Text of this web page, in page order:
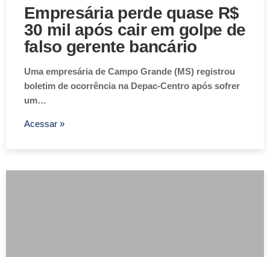
Empresária perde quase R$
30 mil após cair em golpe de
falso gerente bancário
Uma empresária de Campo Grande (MS) registrou
boletim de ocorrência na Depac-Centro após sofrer
um…
Acessar »